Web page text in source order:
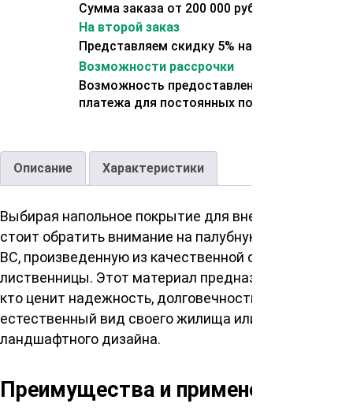
Сумма заказа от 200 000 рублей.
На второй заказ
Представляем скидку 5% на второй заказ
Возможности рассрочки
Возможность предоставления отсрочки
платежа для постоянных покупателей.
Описание Характеристики
Выбирая напольное покрытие для внешних работ,
стоит обратить внимание на палубную доску сорт
ВС, произведенную из качественной сибирской
лиственницы. Этот материал предназначен для тех,
кто ценит надежность, долговечность и
естественный вид своего жилища или
ландшафтного дизайна.
Преимущества и применение